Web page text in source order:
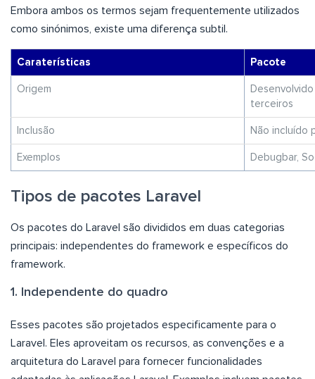
Embora ambos os termos sejam frequentemente utilizados
como sinónimos, existe uma diferença subtil.
Caraterísticas Pacote
Origem
terceiros
Inclusão Não incluído
Exemplos Debugbar,
Tipos de pacotes Laravel
Os pacotes do Laravel são divididos em duas categorias
principais: independentes do framework e específicos do
framework.
1. Independente do quadro
Esses pacotes são projetados especificamente para o
Laravel. Eles aproveitam os recursos, as convenções e a
arquitetura do Laravel para fornecer funcionalidades